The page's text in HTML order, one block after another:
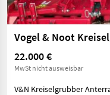
Vogel & Noot
22.000 €
MwSt nicht ausweisbar
V&N Kreiselgrubber